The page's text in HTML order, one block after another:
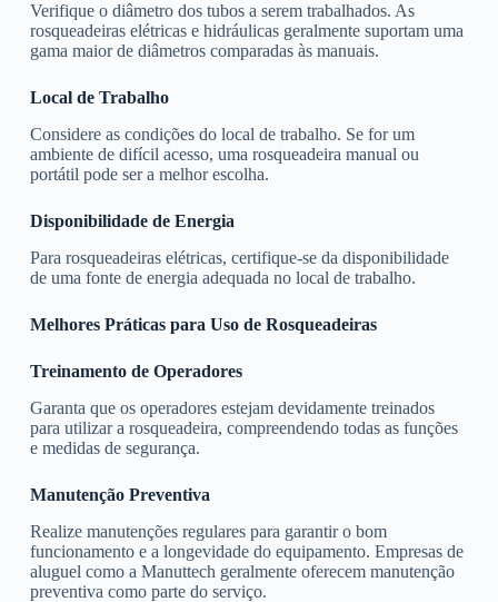
Verifique o diâmetro dos tubos a serem trabalhados. As
rosqueadeiras elétricas e hidráulicas geralmente suportam uma
gama maior de diâmetros comparadas às manuais.
Local de Trabalho
Considere as condições do local de trabalho. Se for um
ambiente de difícil acesso, uma rosqueadeira manual ou
portátil pode ser a melhor escolha.
Disponibilidade de Energia
Para rosqueadeiras elétricas, certifique-se da disponibilidade
de uma fonte de energia adequada no local de trabalho.
Melhores Práticas para Uso de Rosqueadeiras
Treinamento de Operadores
Garanta que os operadores estejam devidamente treinados
para utilizar a rosqueadeira, compreendendo todas as funções
e medidas de segurança.
Manutenção Preventiva
Realize manutenções regulares para garantir o bom
funcionamento e a longevidade do equipamento. Empresas de
aluguel como a Manuttech geralmente oferecem manutenção
preventiva como parte do serviço.